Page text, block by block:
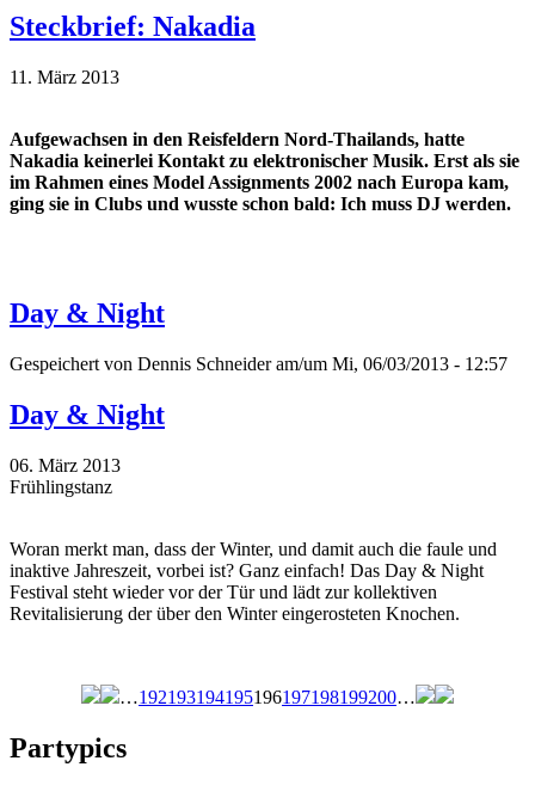
Steckbrief: Nakadia
11. März 2013
Aufgewachsen in den Reisfeldern Nord-Thailands, hatte
Nakadia keinerlei Kontakt zu elektronischer Musik. Erst als sie
im Rahmen eines Model Assignments 2002 nach Europa kam,
ging sie in Clubs und wusste schon bald: Ich muss DJ werden.
Day & Night
Gespeichert von Dennis Schneideram/um Mi, 06/03/2013 - 12:57
Day & Night
06. März 2013
Frühlingstanz
Woran merkt man, dass der Winter, und damit auch die faule und
inaktive Jahreszeit, vorbei ist? Ganz einfach! Das Day & Night
Festival steht wieder vor der Tür und lädt zur kollektiven
Revitalisierung der über den Winter eingerosteten Knochen.
…192193194195196197198199200…
Partypics